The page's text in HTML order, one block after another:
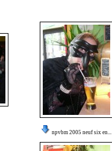
npvbm 2005 neuf six en...